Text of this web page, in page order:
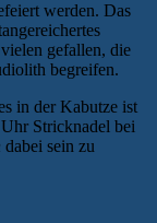
werden. Das
gefallen, die
begreifen.
in der Kabutze ist
Stricknadel bei
dabei sein zu